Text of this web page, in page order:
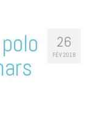
26
FÉV 2018